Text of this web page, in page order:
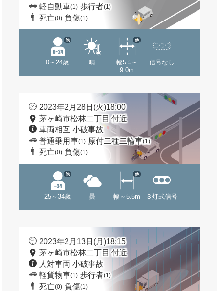
軽自動車(1) 歩行者(1)
死亡(0) 負傷(1)
0～24歳
他
晴
幅5.5～
9.0m
他
信号なし
2023年2月28日(火)18:00
茅ヶ崎市松林二丁目 付近
車両相互 小破事故
普通乗用車(1) 原付二種二輪車(1)
死亡(0) 負傷(1)
25～34歳
他
曇 幅～5.5m
他
３灯式信号
2023年2月13日(月)18:15
茅ヶ崎市松林二丁目 付近
人対車両 小破事故
軽貨物車(1) 歩行者(1)
死亡(0) 負傷(1)